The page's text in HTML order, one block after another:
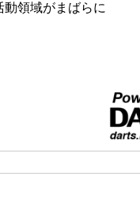
領域がまばらに